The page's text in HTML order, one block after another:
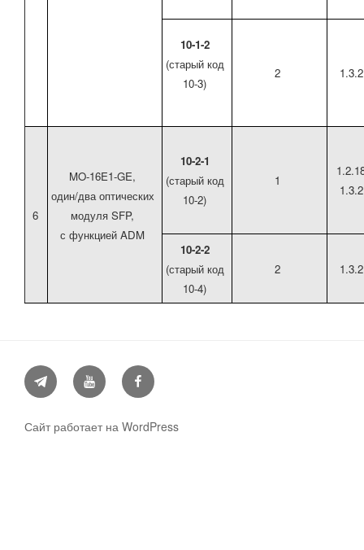
10-1-2
(старый код
10-3)
2 1.3.2
6
MO-16E1-GE,
один/два оптических
модуля SFP,
с функцией ADM
10-2-1
(старый код
10-2)
1
1.3.2
10-2-2
(старый код
10-4)
2 1.3.2
TelegramYouTube Facebook
Сайт работает на WordPress